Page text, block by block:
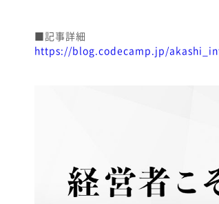
■記事詳細
https://blog.codecamp.jp/